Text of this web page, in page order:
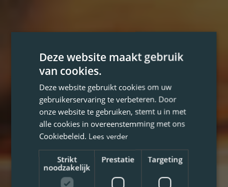
Deze website maakt gebruik
van cookies.
Deze website gebruikt cookies om uw
gebruikerservaring te verbeteren. Door
onze website te gebruiken, stemt u in met
alle cookies in overeenstemming met ons
Cookiebeleid. Lees verder
Strikt
noodzakelijk
Prestatie Targeting